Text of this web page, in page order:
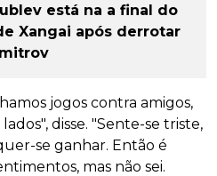
está na a final do
Xangai após derrotar
jogos contra amigos,
disse. "Sente-se triste,
se ganhar. Então é
mas não sei.